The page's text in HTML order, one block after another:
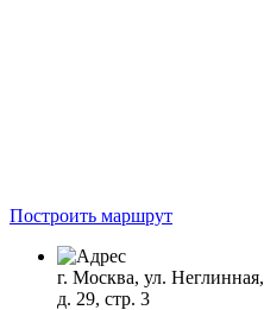
Построить маршрут
г. Москва, ул. Неглинная,
д. 29, стр. 3